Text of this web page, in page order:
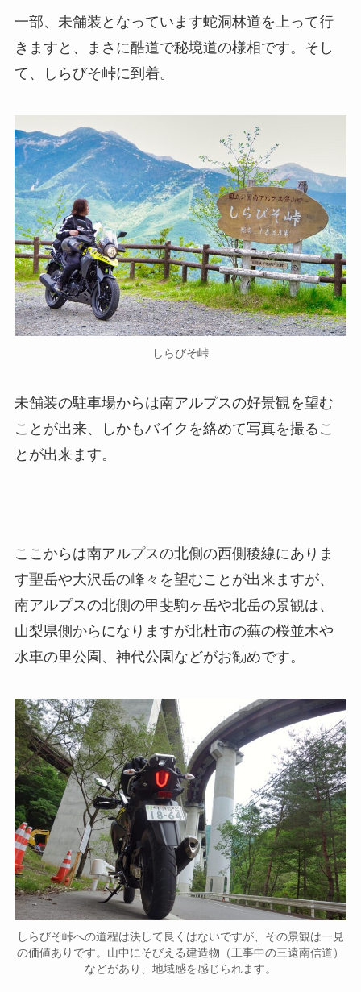
一部、未舗装となっています蛇洞林道を上って行
きますと、まさに酷道で秘境道の様相です。そし
て、しらびそ峠に到着。
しらびそ峠
未舗装の駐車場からは南アルプスの好景観を望む
ことが出来、しかもバイクを絡めて写真を撮るこ
とが出来ます。
ここからは南アルプスの北側の西側稜線にありま
す聖岳や大沢岳の峰々を望むことが出来ますが、
南アルプスの北側の甲斐駒ヶ岳や北岳の景観は、
山梨県側からになりますが北杜市の蕪の桜並木や
水車の里公園、神代公園などがお勧めです。
しらびそ峠への道程は決して良くはないですが、その景観は一見
の価値ありです。山中にそびえる建造物（工事中の三遠南信道）
などがあり、地域感を感じられます。